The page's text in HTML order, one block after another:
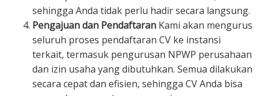
sehingga Anda tidak perlu hadir secara langsung.
Pengajuan dan Pendaftaran Kami akan mengurus
seluruh proses pendaftaran CV ke instansi
terkait, termasuk pengurusan NPWP perusahaan
dan izin usaha yang dibutuhkan. Semua dilakukan
secara cepat dan efisien, sehingga CV Anda bisa